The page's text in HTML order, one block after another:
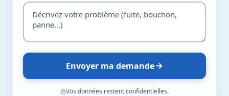
Envoyer ma demande
Vos données restent confidentielles.